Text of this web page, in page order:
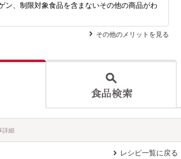
ン、制限対象食品を含まないその他の商品がわ
その他のメリットを見る
詳細
レシピ一覧に戻る